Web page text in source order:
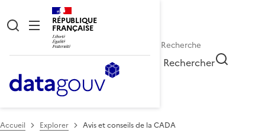
RÉPUBLIQUE
FRANÇAISE
Rechercher
Accueil Explorer Avis et conseils de la CADA